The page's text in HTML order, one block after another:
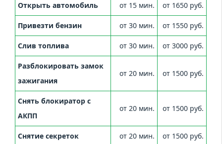
Открыть автомобиль от 15 мин. от 1650 руб.
Привезти бензин от 30 мин. от 1550 руб.
Слив топлива от 30 мин. от 3000 руб.
Разблокировать замок
зажигания
от 20 мин. от 1500 руб.
Снять блокиратор с
АКПП
от 20 мин. от 1500 руб.
Снятие секреток от 20 мин. от 1500 руб.